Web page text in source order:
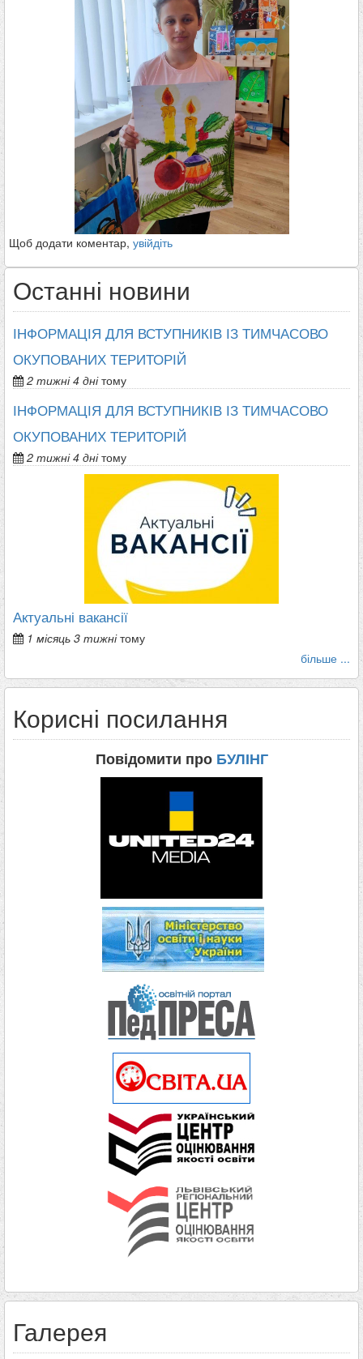
Щоб додати коментар, увійдіть
Останні новини
ІНФОРМАЦІЯ ДЛЯ ВСТУПНИКІВ ІЗ ТИМЧАСОВО
ОКУПОВАНИХ ТЕРИТОРІЙ
2 тижні 4 днітому
ІНФОРМАЦІЯ ДЛЯ ВСТУПНИКІВ ІЗ ТИМЧАСОВО
ОКУПОВАНИХ ТЕРИТОРІЙ
2 тижні 4 днітому
Актуальні вакансії
1 місяць 3 тижнітому
більше ...
Корисні посилання
Повідомити про БУЛІНГ
Галерея